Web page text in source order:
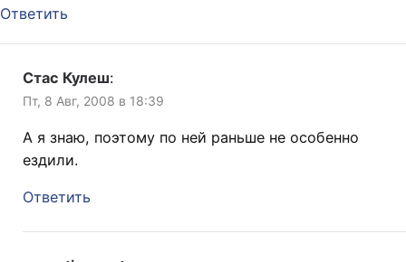
Ответить
Стас Кулеш:
Пт, 8 Авг, 2008 в 18:39
А я знаю, поэтому по ней раньше не особенно
ездили.
Ответить